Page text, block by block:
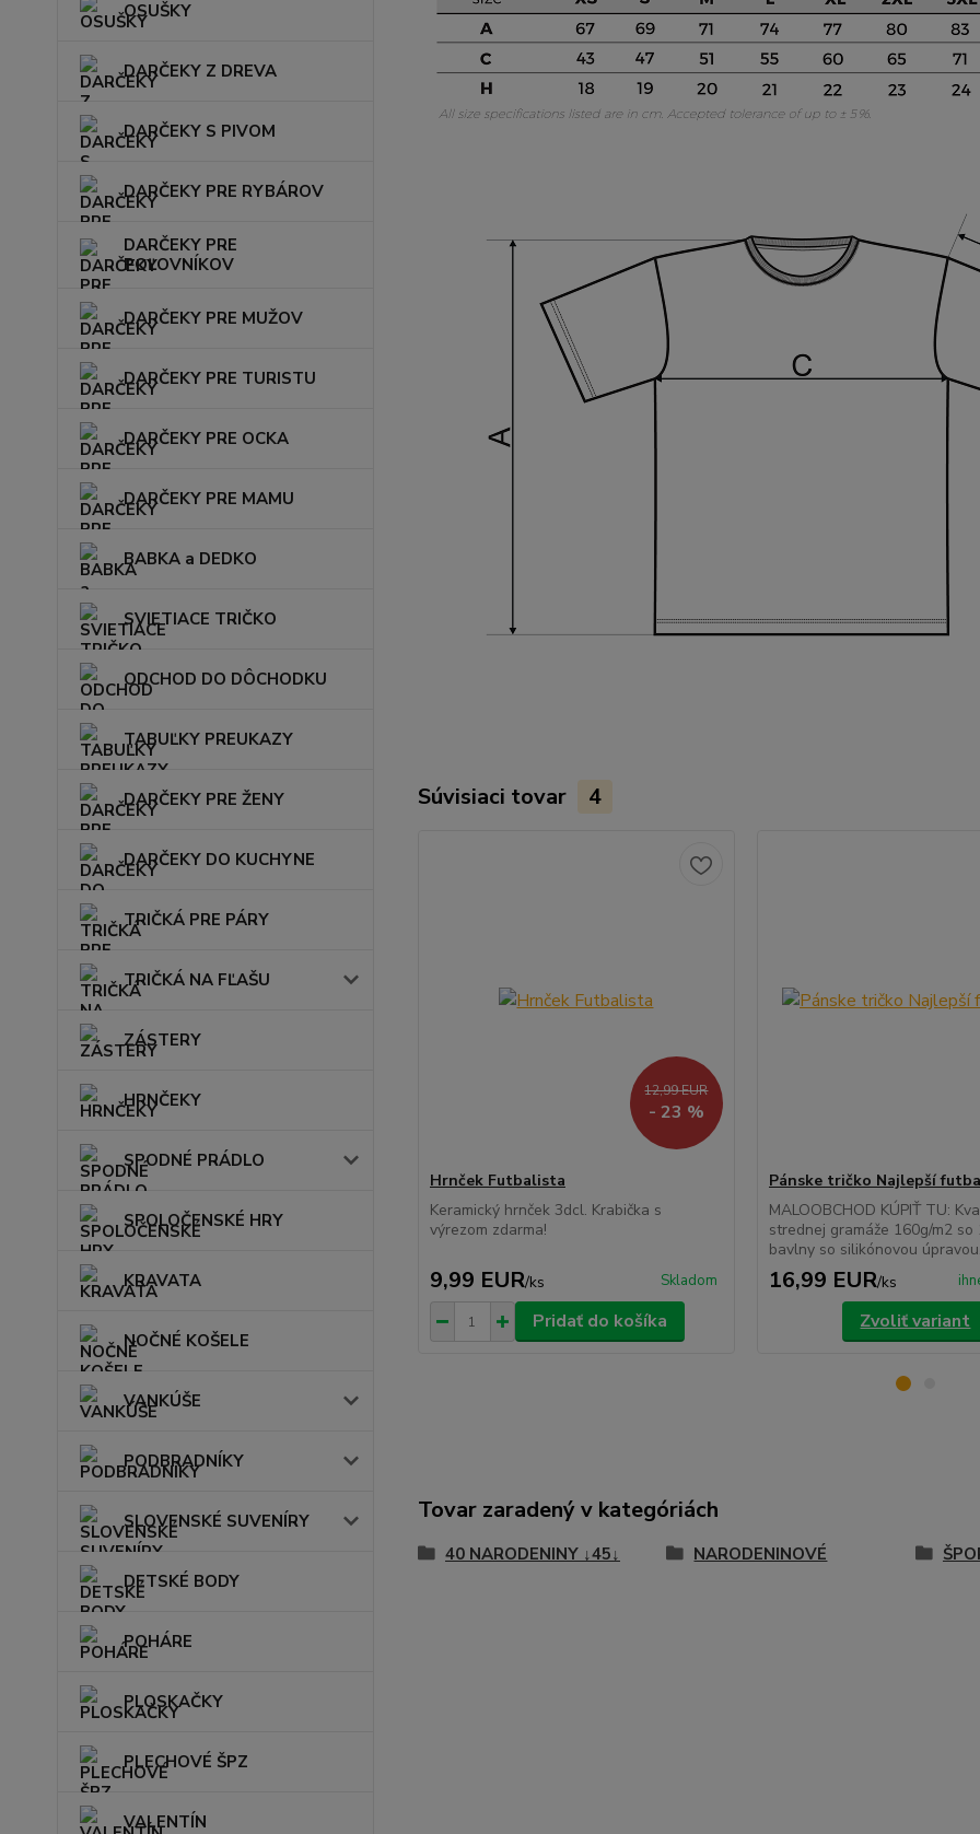
OSUŠKY
DARČEKY Z DREVA
DARČEKY S PIVOM
DARČEKY PRE RYBÁROV
DARČEKY PRE
POĽOVNÍKOV
DARČEKY PRE MUŽOV
DARČEKY PRE TURISTU
DARČEKY PRE OCKA
DARČEKY PRE MAMU
BABKA a DEDKO
SVIETIACE TRIČKO
ODCHOD DO DÔCHODKU
TABUĽKY PREUKAZY
DARČEKY PRE ŽENY
DARČEKY DO KUCHYNE
TRIČKÁ PRE PÁRY
TRIČKÁ NA FĽAŠU
ZÁSTERY
HRNČEKY
SPODNÉ PRÁDLO
SPOLOČENSKÉ HRY
KRAVATA
NOČNÉ KOŠELE
VANKÚŠE
PODBRADNÍKY
SLOVENSKÉ SUVENÍRY
DETSKÉ BODY
POHÁRE
PLOSKAČKY
PLECHOVÉ ŠPZ
VALENTÍN
Súvisiaci tovar 4
12,99 EUR
- 23 %
Hrnček Futbalista
Keramický hrnček 3dcl. Krabička s
výrezom zdarma!
9,99 EUR/ks Skladom
Pridať do košíka
Pánske tričko Najlepší
MALOOBCHOD KÚPIŤ TU:
strednej gramáže 160g/m2 so
bavlny so silikónovou
16,99 EUR/ks
Zvoliť variant
Tovar zaradený v kategóriách
40 NARODENINY ↓45↓ NARODENINOVÉ